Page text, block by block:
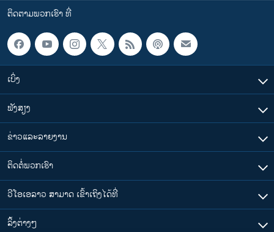
ຕິດຕາມພວກເຮົາ ທີ່
ເບິ່ງ
ຟັງສຽງ
ຂ່າວແລະລາຍງານ
ຕິດຕໍ່ພວກເຮົາ
ວີໂອເອລາວ ສາມາດ ເຂົ້າເຖິງໄດ້ທີ່
​ລິ້ງ​ຕ່າງໆ